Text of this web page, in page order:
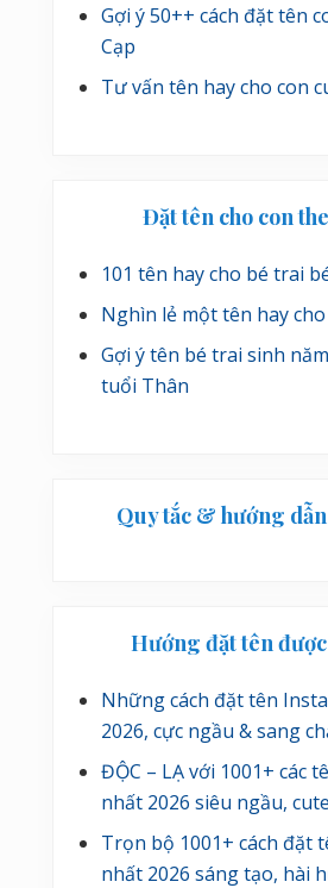
Gợi ý 50++ cách đặt tên
Cạp
Tư vấn tên hay cho con
Đặt tên cho con
101 tên hay cho bé trai
Nghìn lẻ một tên hay
Gợi ý tên bé trai sinh
tuổi Thân
Quy tắc & hướng
Hướng đặt tên
Những cách đặt tên
2026, cực ngầu & sang
ĐỘC – LẠ với 1001+ các
nhất 2026 siêu ngầu, cute
Trọn bộ 1001+ cách đặt
nhất 2026 sáng tạo, hài